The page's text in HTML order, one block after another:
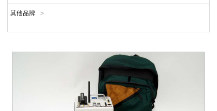
其他品牌 >